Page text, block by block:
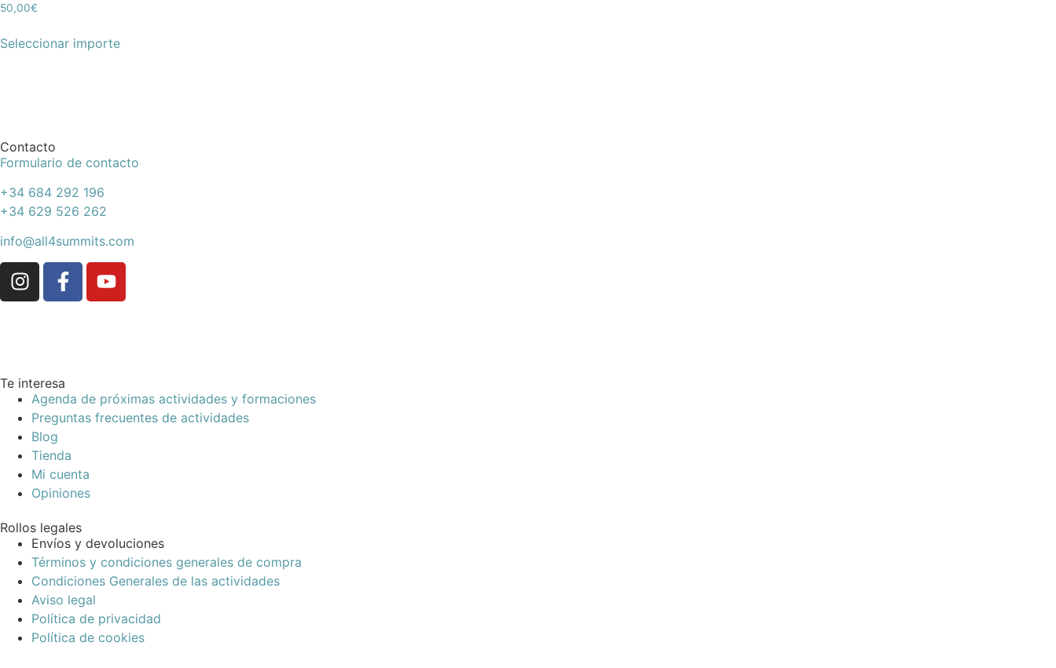
50,00€
Seleccionar importe
Contacto
Formulario de contacto
+34 684 292 196
+34 629 526 262
info@all4summits.com
Te interesa
Agenda de próximas actividades y formaciones
Preguntas frecuentes de actividades
Blog
Tienda
Mi cuenta
Opiniones
Rollos legales
Envíos y devoluciones
Términos y condiciones generales de compra
Condiciones Generales de las actividades
Aviso legal
Política de privacidad
Política de cookies